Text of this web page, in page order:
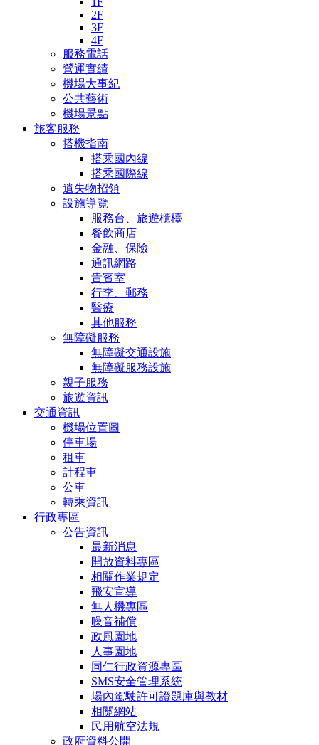
2F
3F
4F
服務電話
營運實績
機場大事紀
公共藝術
機場景點
旅客服務
搭機指南
搭乘國內線
搭乘國際線
遺失物招領
設施導覽
服務台、旅遊櫃檯
餐飲商店
金融、保險
通訊網路
貴賓室
行李、郵務
醫療
其他服務
無障礙服務
無障礙交通設施
無障礙服務設施
親子服務
旅遊資訊
交通資訊
機場位置圖
停車場
租車
計程車
公車
轉乘資訊
行政專區
公告資訊
最新消息
開放資料專區
相關作業規定
飛安宣導
無人機專區
噪音補償
政風園地
人事園地
同仁行政資源專區
SMS安全管理系統
場內駕駛許可證題庫與教材
相關網站
民用航空法規
政府資料公開